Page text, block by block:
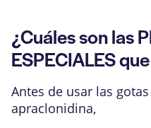
¿Cuáles son las
ESPECIALES
Antes de usar las
apraclonidina,